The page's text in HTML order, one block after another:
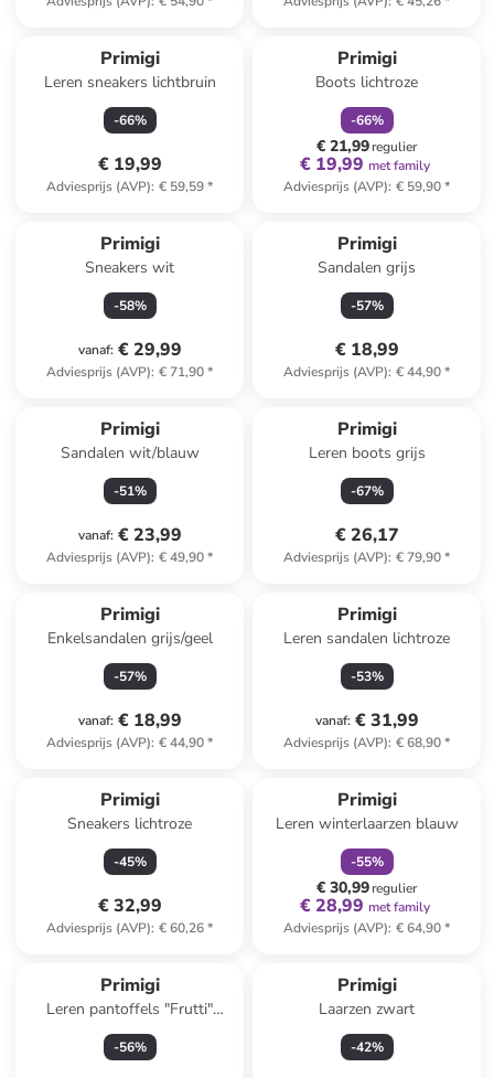
Primigi
Leren sneakers lichtbruin
-66%
€ 19,99
Adviesprijs (AVP): € 59,59*
Primigi
Boots lichtroze
-66%
€ 21,99regulier
€ 19,99 met family
Adviesprijs (AVP): € 59,90*
Primigi
Sneakers wit
-58%
vanaf: € 29,99
Adviesprijs (AVP): € 71,90*
Primigi
Sandalen grijs
-57%
€ 18,99
Adviesprijs (AVP): € 44,90*
Primigi
Sandalen wit/blauw
-51%
vanaf: € 23,99
Adviesprijs (AVP): € 49,90*
Primigi
Leren boots grijs
-67%
€ 26,17
Adviesprijs (AVP): € 79,90*
Primigi
Enkelsandalen grijs/geel
-57%
vanaf: € 18,99
Adviesprijs (AVP): € 44,90*
Primigi
Leren sandalen lichtroze
-53%
vanaf: € 31,99
Adviesprijs (AVP): € 68,90*
Primigi
Sneakers lichtroze
-45%
€ 32,99
Adviesprijs (AVP): € 60,26*
Primigi
Leren winterlaarzen blauw
-55%
€ 30,99regulier
€ 28,99 met family
Adviesprijs (AVP): € 64,90*
Primigi
Leren pantoffels "Frutti"
blauw
-56%
Primigi
Laarzen zwart
-42%